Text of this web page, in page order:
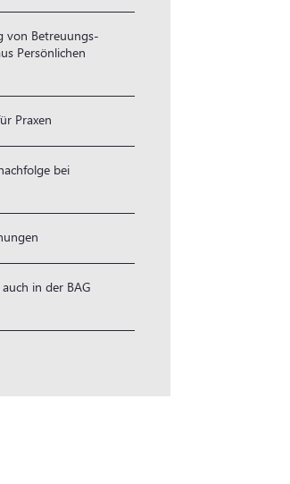
von Betreuungs-
Persönlichen
Praxen
bei
in der BAG